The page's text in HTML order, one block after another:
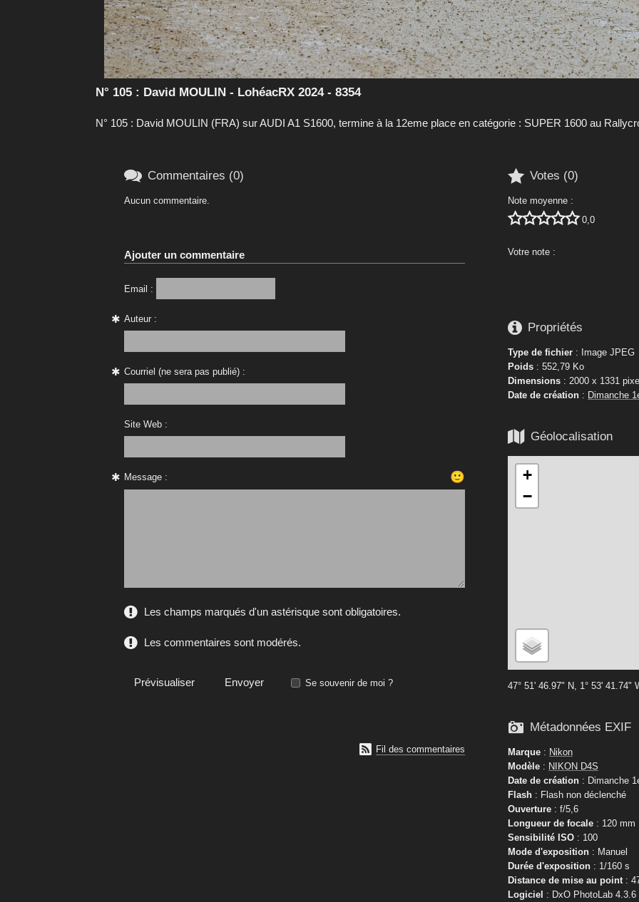
N° 105 : David MOULIN - LohéacRX 2024 - 8354
N° 105 : David MOULIN (FRA) sur AUDI A1 S1600, termine à la 12eme place en catégorie : SUPER 1600 au
 Votes (0)
Note moyenne :
 0,0
Votre note :
 Propriétés
Type de fichier : Image JPEG
Poids : 552,79 Ko
Dimensions : 2000 x 1331
Date de création : Dimanche
 Géolocalisation
+
−
47° 51' 46.97" N, 1° 53' 41.74"
 Métadonnées EXIF
Marque : Nikon
Modèle : NIKON D4S
Date de création : Dimanche
Flash : Flash non déclenché
Ouverture : f/5,6
Longueur de focale : 120 mm
Sensibilité ISO : 100
Mode d'exposition : Manuel
Durée d'exposition : 1/160 s
Distance de mise au point :
Logiciel : DxO PhotoLab 4.3.6
 Commentaires (0)
Aucun commentaire.
Ajouter un commentaire
Email :
Auteur :
Courriel (ne sera pas publié) :
Site Web :
Message : 🙂
Les champs marqués d'un astérisque sont obligatoires.
Les commentaires sont modérés.
Se souvenir de moi ?
 Fil des commentaires